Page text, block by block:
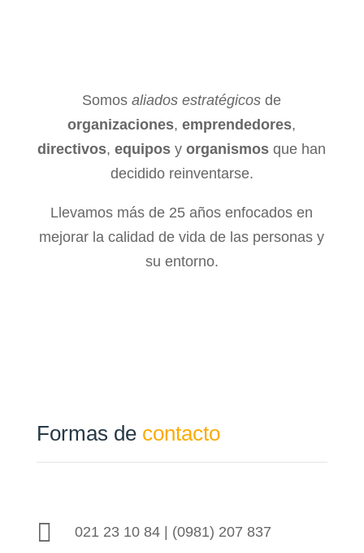
Somosaliados estratégicos de
organizaciones,emprendedores,
directivos,equipos yorganismos que han
decidido reinventarse.
Llevamos más de 25 años enfocados en
mejorar la calidad de vida de las personas y
su entorno.
Formas de contacto
 021 23 10 84 | (0981) 207 837